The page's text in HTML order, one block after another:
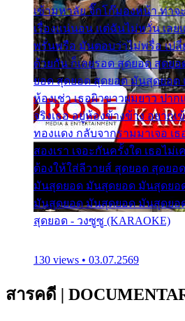
เข้ามหาลัย จิ๊กโก๊มองหน้า ท่า
เรื่องแน่นอน แต่ฉันไม่หวั่น เล
พรั่นพรือ มันตอบว่าไม่พรื่อ เปลี่
ด้วยกัน ก็เลยรอด สุดยอด สุดย
ยอด สุดยอด สุดยอด มันสุดยอด
ห้องเช่า เธอผิวขาวผมยาว ปา
จริงเธอ อยู่ห้องข้างข้าง อยากเ
ทองแดง กลับจากรามมาเจอ เ
สองเรา เจอะกันครั้งใด เธอไม่
ต้องให้ใส่ลีวายส์ สุดยอด สุดย
มันสุดยอด มันสุดยอด มันสุดย
มันสุดยอด มันสุดยอด มันสุดยอ
สุดยอด - วงซูซู (KARAOKE)
130 views • 03.07.2569
สารคดี |